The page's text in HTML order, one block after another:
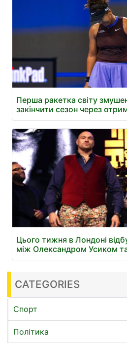
Перша ракетка світу
закінчити сезон через
Цього тижня в Лондоні
між Олександром Усиком
CATEGORIES
Спорт
Політика